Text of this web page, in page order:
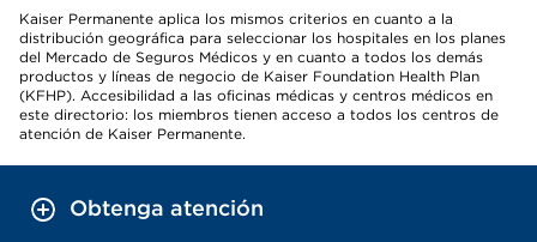
Kaiser Permanente aplica los mismos criterios en cuanto a la
distribución geográfica para seleccionar los hospitales en los planes
del Mercado de Seguros Médicos y en cuanto a todos los demás
productos y líneas de negocio de Kaiser Foundation Health Plan
(KFHP). Accesibilidad a las oficinas médicas y centros médicos en
este directorio: los miembros tienen acceso a todos los centros de
atención de Kaiser Permanente.
Obtenga atención